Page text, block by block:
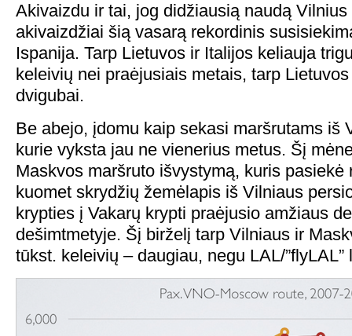
Akivaizdu ir tai, jog didžiausią naudą
akivaizdžiai šią vasarą rekordinis
Ispanija. Tarp Lietuvos ir Italijos keliauja
keleivių nei praėjusiais metais, tarp
dvigubai.
Be abejo, įdomu kaip sekasi maršrutams iš
kurie vyksta jau ne vienerius metus. Šį
Maskvos maršruto išvystymą, kuris pasiekė
kuomet skrydžių žemėlapis iš Vilniaus
krypties į Vakarų krypti praėjusio amžiaus
dešimtmetyje. Šį birželį tarp Vilniaus ir
tūkst. keleivių – daugiau, negu LAL/”flyLAL”